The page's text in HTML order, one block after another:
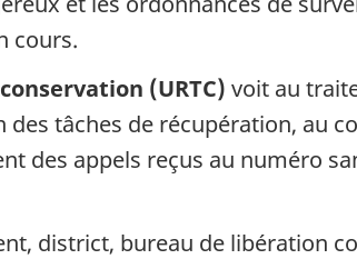
cours.
(URTC) voit au
tâches de récupération, au
des appels reçus au numéro
district, bureau de libération